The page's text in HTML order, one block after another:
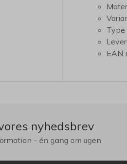
Type
EAN
nyhedsbrev
- én gang om ugen